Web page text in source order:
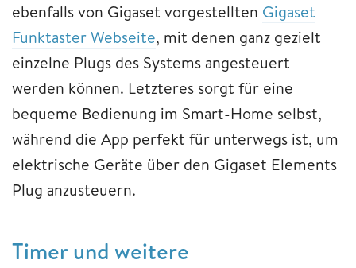
ebenfalls von Gigaset vorgestellten Gigaset
Funktaster Webseite, mit denen ganz gezielt
einzelne Plugs des Systems angesteuert
werden können. Letzteres sorgt für eine
bequeme Bedienung im Smart-Home selbst,
während die App perfekt für unterwegs ist, um
elektrische Geräte über den Gigaset Elements
Plug anzusteuern.
Timer und weitere